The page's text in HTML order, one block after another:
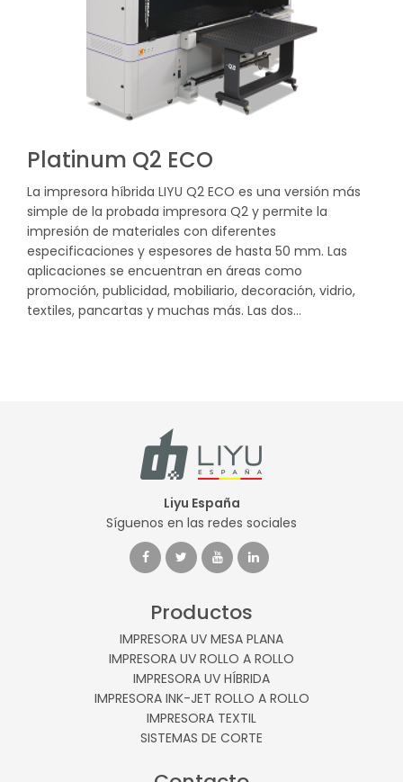
Platinum Q2 ECO
La impresora híbrida LIYU Q2 ECO es una versión más
simple de la probada impresora Q2 y permite la
impresión de materiales con diferentes
especificaciones y espesores de hasta 50 mm. Las
aplicaciones se encuentran en áreas como
promoción, publicidad, mobiliario, decoración, vidrio,
textiles, pancartas y muchas más. Las dos…
Liyu España
Síguenos en las redes sociales
Productos
IMPRESORA UV MESA PLANA
IMPRESORA UV ROLLO A ROLLO
IMPRESORA UV HÍBRIDA
IMPRESORA INK-JET ROLLO A ROLLO
IMPRESORA TEXTIL
SISTEMAS DE CORTE